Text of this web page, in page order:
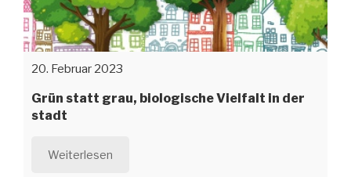
20. Februar 2023
Grün statt grau, biologische Vielfalt in der
stadt
Weiterlesen